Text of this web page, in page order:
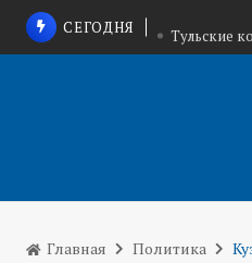
СЕГОДНЯ Тульские
В
Главная Политика